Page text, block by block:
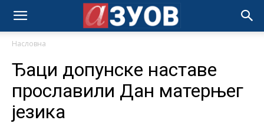
Насловна
Ђаци допунске наставе
прославили Дан матерњег
језика